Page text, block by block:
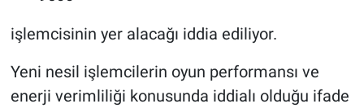
işlemcisinin yer alacağı iddia ediliyor.
Yeni nesil işlemcilerin oyun performansı ve
enerji verimliliği konusunda iddialı olduğu ifade